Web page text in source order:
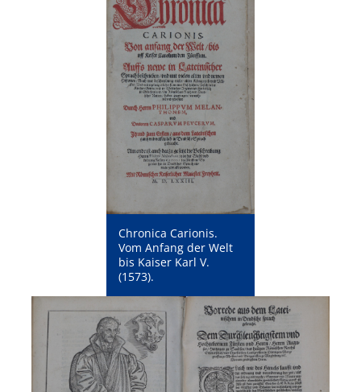
Chronica Carionis.
Vom Anfang der Welt
bis Kaiser Karl V.
(1573).